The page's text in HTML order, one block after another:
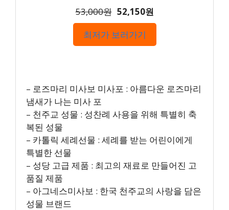
53,000원 52,150원
최저가 보러가기
– 로즈마리 미사보 미사포 : 아름다운 로즈마리
냄새가 나는 미사 포
– 천주교 성물 : 성찬례 사용을 위해 특별히 축
복된 성물
– 카톨릭 세례선물 : 세례를 받는 어린이에게
특별한 선물
– 성당 고급 제품 : 최고의 재료로 만들어진 고
품질 제품
– 아그네스미사보 : 한국 천주교의 사랑을 담은
성물 브랜드